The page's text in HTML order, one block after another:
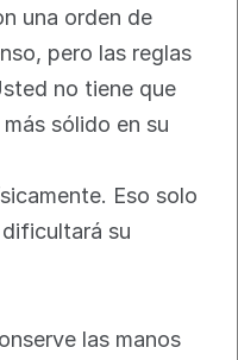
una orden de
pero las reglas
no tiene que
sólido en su
Eso solo
su
las manos